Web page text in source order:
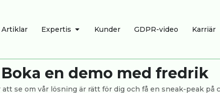
Artiklar Expertis ÖPPNA EXPERTIS
Kunder GDPR-video Karriär
Boka en demo med fredrik
se om vår lösning är rätt för dig och få en sneak-peak